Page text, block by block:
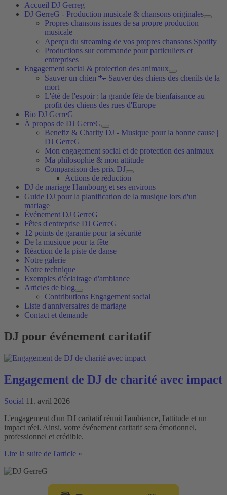
Accueil DJ Gerreg
DJ GerreG - Production musicale & chansons originales
Propres chansons issues de sa propre production
musicale
Aperçu du streaming de vos propres chansons Spotify
Productions sur commande pour particuliers et
entreprises
Engagement social & protection des animaux
Sauver un chien 🐾 Sauver des chiens des chenils de la
mort
L'été de l'espoir : la grande fête de bienfaisance au
profit des chiens des rues d'Europe
Bio DJ GerreG
À propos de DJ GerreG
Benefiz & Charity DJ - Musique pour la bonne cause |
DJ GerreG
Mon engagement social et de protection des animaux
Ma philosophie & mon attitude
Comparaison des prix DJ
Actions de réduction
DJ de mariage Hambourg et ses environs
Guide DJ pour la planification de la musique lors d'un
mariage
Événement DJ GerreG
Fêtes d'entreprise DJ GerreG
12 points de garantie pour ta sécurité
De la musique pour ta fête
Réaction de la piste de danse
Notre galerie
Notre technique
Exemples d'éclairage d'ambiance
Articles de blog
Contributions Engagement social
Liste d'anniversaires de mariage
Contact et demande
DJ pour événement caritatif
Engagement de DJ de charité avec impact
Social 11. avril 2026
L'engagement d'un DJ caritatif réunit l'ambiance, l'attitude et un
impact réel. Ainsi, votre événement caritatif sera émotionnel,
professionnel et crédible.
Engagement
DJ
Lire la suite de l'article »